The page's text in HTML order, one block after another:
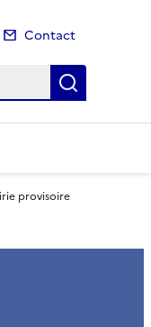
Contact
provisoire